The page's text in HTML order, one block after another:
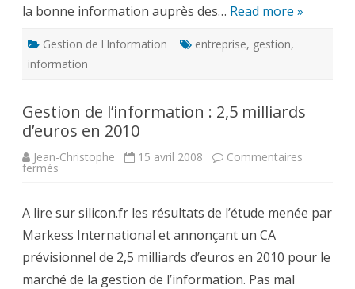
la bonne information auprès des… Read more »
Gestion de l'Information entreprise, gestion,
information
Gestion de l’information : 2,5 milliards
d’euros en 2010
Jean-Christophe 15 avril 2008 Commentaires
fermés
:
2,5
milliards
d’euros
en
2010
A lire sur silicon.fr les résultats de l’étude menée par
Markess International et annonçant un CA
prévisionnel de 2,5 milliards d’euros en 2010 pour le
marché de la gestion de l’information. Pas mal